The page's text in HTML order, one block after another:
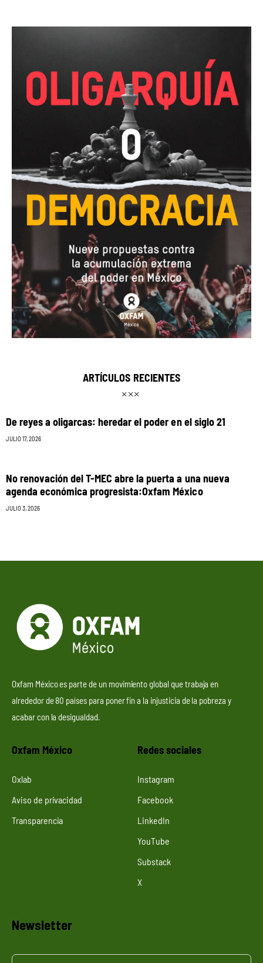
ARTÍCULOS RECIENTES
De reyes a oligarcas: heredar el poder en el siglo 21
JULIO 17, 2026
No renovación del T-MEC abre la puerta a una nueva
agenda económica progresista:Oxfam México
JULIO 3, 2026
Oxfam México es parte de un movimiento global que trabaja en
alrededor de 80 países para poner fin a la injusticia de la pobreza y
acabar con la desigualdad.
Oxfam México
Oxlab
Aviso de privacidad
Transparencia
Redes sociales
Instagram
Facebook
LinkedIn
YouTube
Substack
X
Newsletter